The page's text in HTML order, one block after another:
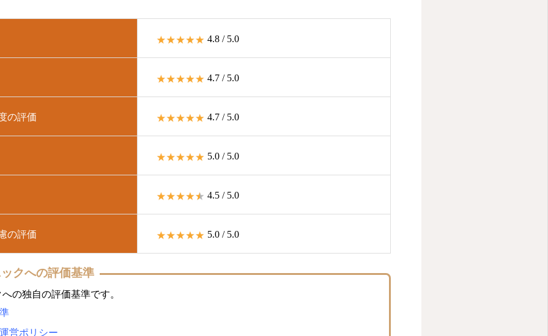
4.8 / 5.0
4.7 / 5.0
の評価 4.7 / 5.0
5.0 / 5.0
4.5 / 5.0
の評価 5.0 / 5.0
クへの評価基準
の独自の評価基準です。
営ポリシー